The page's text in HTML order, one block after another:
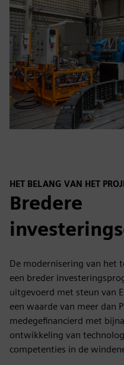
HET BELANG VAN HET
Bredere
De modernisering van het
een breder
uitgevoerd met steun van
een waarde van meer dan
medegefinancierd met
ontwikkeling van
competenties in de